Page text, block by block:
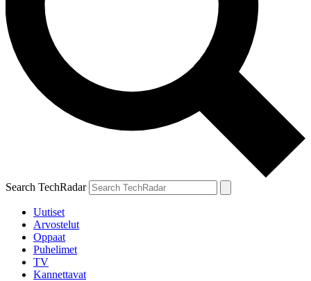
Search TechRadar
Uutiset
Arvostelut
Oppaat
Puhelimet
TV
Kannettavat